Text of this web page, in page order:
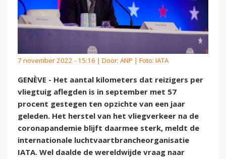
7 november 2022 - 15:16 | Door: ANP | Foto: IATA
GENÈVE - Het aantal kilometers dat reizigers per
vliegtuig aflegden is in september met 57
procent gestegen ten opzichte van een jaar
geleden. Het herstel van het vliegverkeer na de
coronapandemie blijft daarmee sterk, meldt de
internationale luchtvaartbrancheorganisatie
IATA. Wel daalde de wereldwijde vraag naar